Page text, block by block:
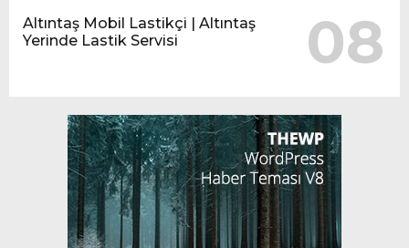
Altıntaş Mobil Lastikçi | Altıntaş
Yerinde Lastik Servisi
08